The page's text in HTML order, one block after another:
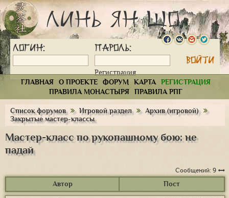
Линь Ян Шо
Логин: Пароль:
Регистрация
ГЛАВНАЯ
О ПРОЕКТЕ ФОРУМ КАРТА
РЕГИСТРАЦИЯ
ПРАВИЛА МОНАСТЫРЯ
ПРАВИЛА РПГ
Список форумов Игровой раздел
Архив (игровой)
Закрытые мастер-классы
Мастер-класс по рукопашному бою: не
падай
Сообщений: 9
Автор Пост